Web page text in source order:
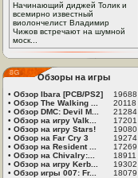
Начинающий диджей Толик и
всемирно известный
виолончелист Владимир
Чижов встречают на шумной
моск...
Обзоры на игры
• Обзор Ibara [PCB/PS2]
19688
• Обзор The Walking ...
20118
• Обзор DMC: Devil M...
21284
• Обзор на игру Valk...
17201
• Обзор на игру Stars!
19080
• Обзор на Far Cry 3
19274
• Обзор на Resident ...
17269
• Обзор на Chivalry:...
18911
• Обзор на игру Kerb...
19302
• Обзор игры 007: Fr... 18079